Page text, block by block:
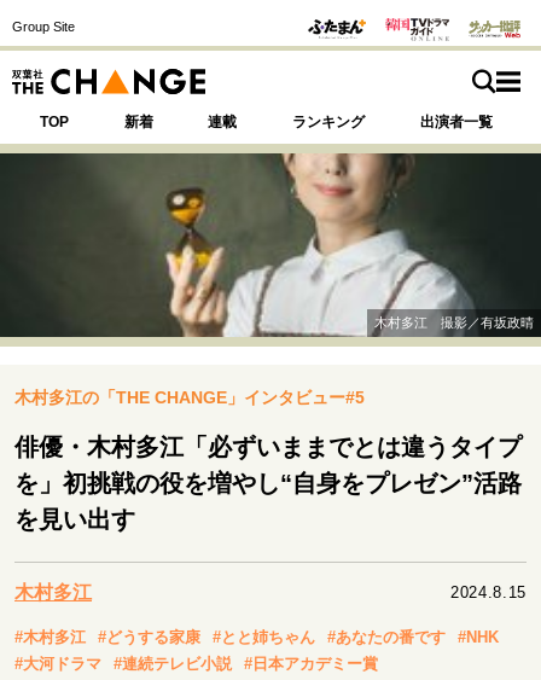
Group Site
TOP 新着 連載 ランキング 出演者一覧
注目の記事テーマで探す
運命を変えた出会い 決断の裏側
表現者の葛藤
人生が動いた日 10代の挫折と原点
セカンドキャリアの描き方
夢を掴む選択
木村多江 撮影／有坂政晴
木村多江の「THE CHANGE」インタビュー#5
俳優・木村多江「必ずいままでとは違うタイプ
を」初挑戦の役を増やし“自身をプレゼン”活路
を見い出す
木村多江 2024.8.15
#木村多江 #どうする家康 #とと姉ちゃん #あなたの番です
#NHK
#大河ドラマ
#連続テレビ小説 #日本アカデミー賞